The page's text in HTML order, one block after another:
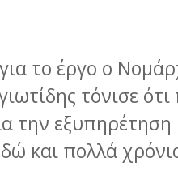
το έργο ο
τόνισε
την
και πολλά